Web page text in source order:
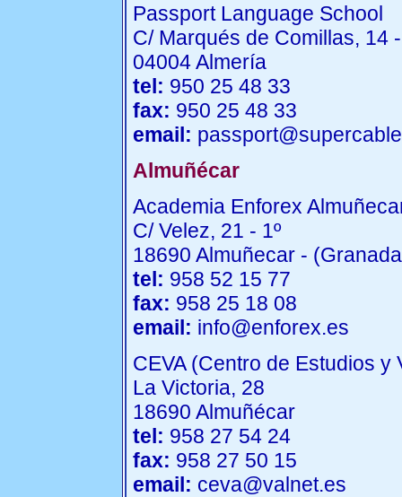
Passport Language School
C/ Marqués de Comillas, 14
04004 Almería
tel: 950 25 48 33
fax: 950 25 48 33
email:
Almuñécar
Academia Enforex
C/ Velez, 21 - 1º
18690 Almuñecar -
tel: 958 52 15 77
fax: 958 25 18 08
email: info@enforex.es
CEVA (Centro de Estudios y
La Victoria, 28
18690 Almuñécar
tel: 958 27 54 24
fax: 958 27 50 15
email: ceva@valnet.es